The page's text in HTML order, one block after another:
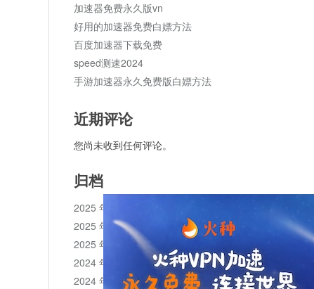
加速器免费永久版vn
好用的加速器免费白嫖方法
百度加速器下载免费
speed测速2024
手游加速器永久免费版白嫖方法
近期评论
您尚未收到任何评论。
归档
2025 年 11 月
2025 年 10 月
2025 年 1 月
2024 年 12 月
2024 年 11 月